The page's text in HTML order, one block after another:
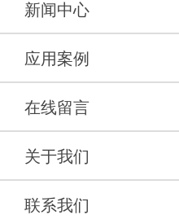
新闻中心
应用案例
在线留言
关于我们
联系我们